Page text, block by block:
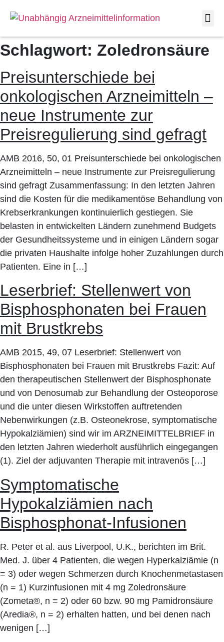
Schlagwort: Zoledronsäure
Preisunterschiede bei
onkologischen Arzneimitteln –
neue Instrumente zur
Preisregulierung sind gefragt
AMB 2016, 50, 01 Preisunterschiede bei onkologischen
Arzneimitteln – neue Instrumente zur Preisregulierung
sind gefragt Zusammenfassung: In den letzten Jahren
sind die Kosten für die medikamentöse Behandlung von
Krebserkrankungen kontinuierlich gestiegen. Sie
belasten in entwickelten Ländern zunehmend Budgets
der Gesundheitssysteme und in einigen Ländern sogar
die privaten Haushalte infolge hoher Zuzahlungen durch
Patienten. Eine in […]
Leserbrief: Stellenwert von
Bisphosphonaten bei Frauen
mit Brustkrebs
AMB 2015, 49, 07 Leserbrief: Stellenwert von
Bisphosphonaten bei Frauen mit Brustkrebs Fazit: Auf
den therapeutischen Stellenwert der Bisphosphonate
und von Denosumab zur Behandlung der Osteoporose
und die unter diesen Wirkstoffen auftretenden
Nebenwirkungen (z.B. Osteonekrose, symptomatische
Hypokalziämien) sind wir im ARZNEIMITTELBRIEF in
den letzten Jahren wiederholt ausführlich eingegangen
(1). Ziel der adjuvanten Therapie mit intravenös […]
Symptomatische
Hypokalziämien nach
Bisphosphonat-Infusionen
R. Peter et al. aus Liverpool, U.K., berichten im Brit.
Med. J. über 4 Patienten, die wegen Hyperkalziämie (n
= 3) oder wegen Schmerzen durch Knochenmetastasen
(n = 1) Kurzinfusionen mit 4 mg Zoledronsäure
(Zometa®, n = 2) oder 60 bzw. 90 mg Pamidronsäure
(Aredia®, n = 2) erhalten hatten, und bei denen nach
wenigen […]